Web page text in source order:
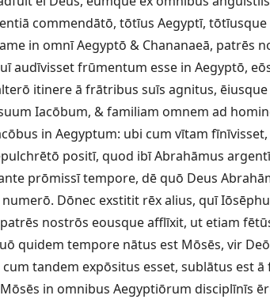
commendātō, tōtīus Aegyptī,
in omnī Aegyptō & Chananaeā, patrēs
audīvisset frūmentum esse in Aegyptō,
itinere ā frātribus suīs agnitus,
Iacōbum, & familiam omnem ad
in Aegyptum: ubi cum vītam
positī, quod ibī Abrahāmus
prōmissī tempore, dē quō Deus
Dōnec exstitit rēx alius, quī
nostrōs eousque afflīxit, ut etiam
quidem tempore nātus est Mōsēs, vir
tandem expōsitus esset, sublātus est
in omnibus Aegyptiōrum disciplīnīs